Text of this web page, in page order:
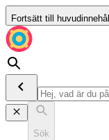
Fortsätt till huvudinnehåll
Sök